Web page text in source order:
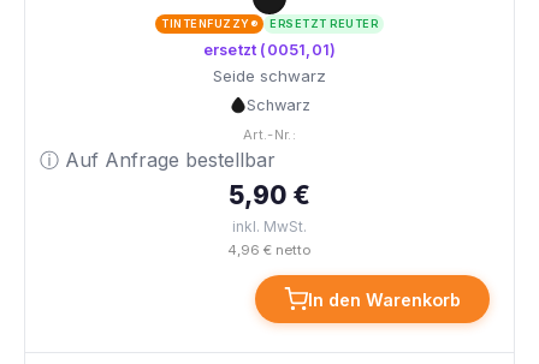
TINTENFUZZY® ERSETZT REUTER
ersetzt (0051,01)
Seide schwarz
Schwarz
Art.-Nr.:
ⓘ Auf Anfrage bestellbar
5,90 €
inkl. MwSt.
4,96 € netto
In den Warenkorb